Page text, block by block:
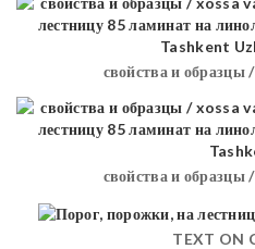
свойства и
свойства и
TEXT ON